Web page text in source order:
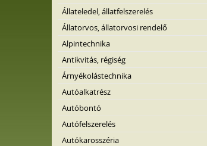
Állateledel, állatfelszerelés
Állatorvos, állatorvosi rendelő
Alpintechnika
Antikvitás, régiség
Árnyékolástechnika
Autóalkatrész
Autóbontó
Autófelszerelés
Autókarosszéria